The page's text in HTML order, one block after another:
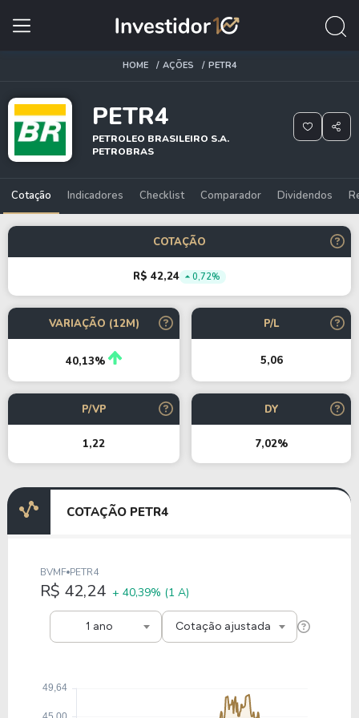
HOME AÇÕES PETR4
PETR4
PETROLEO BRASILEIRO S.A.
PETROBRAS
Cotação Indicadores Checklist Comparador Dividendos
COTAÇÃO
R$ 42,24 0,72%
VARIAÇÃO (12M)
40,13%
P/L
5,06
P/VP
1,22
DY
7,02%
COTAÇÃO PETR4
1 ano
BVMF PETR4
R$ 42,24 + 40,39% (1 A)
Cotação ajustada